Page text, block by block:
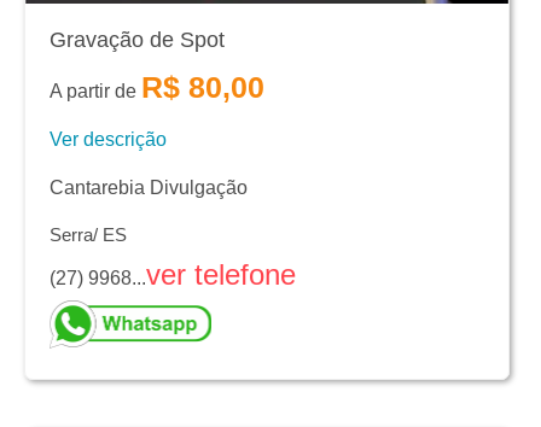
Gravação de Spot
A partir de R$ 80,00
Ver descrição
Cantarebia Divulgação
Serra/ ES
(27) 9968...ver telefone